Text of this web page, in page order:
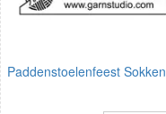
Paddenstoelenfeest Sokken